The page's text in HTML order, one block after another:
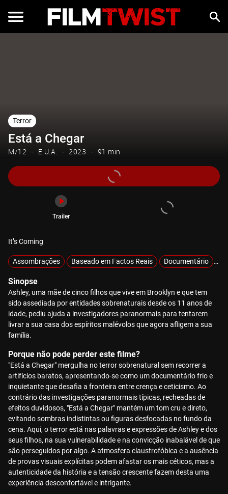
Terror
Está a Chegar
M/12 E.U.A. 2023 91 min
Trailer
It’s Coming
Assombrações Baseado em Factos Reais Documentário
Sinopse
Ashley, uma mãe de cinco filhos que vive em Brooklyn e que tem
sido assediada por entidades sobrenaturais desde os 11 anos de
idade, pediu ajuda a investigadores paranormais para tentarem
livrar a sua casa dos espíritos malévolos que agora afligem a sua
família.
Porque não pode perder este filme?
"Está a Chegar" mergulha no terror sobrenatural sem recorrer a
artifícios baratos, apresentando-se como um documentário frio e
inquietante que desafia a fronteira entre crença e ceticismo. Ao
contrário das investigações paranormais típicas, recheadas de
efeitos duvidosos, "Está a Chegar" mantém um tom cru e direto,
evitando sombras indistintas ou figuras desfocadas no fundo da
cena. Aqui, o terror está nas palavras e expressões de Ashley e dos
seus filhos, na sua vulnerabilidade e na convicção inabalável de que
são perseguidos por algo. A atmosfera claustrofóbica e a ausência
de provas visuais explícitas podem afastar os mais céticos, mas a
autenticidade da história e a tensão crescente fazem desta uma
experiência desconfortável e intrigante.